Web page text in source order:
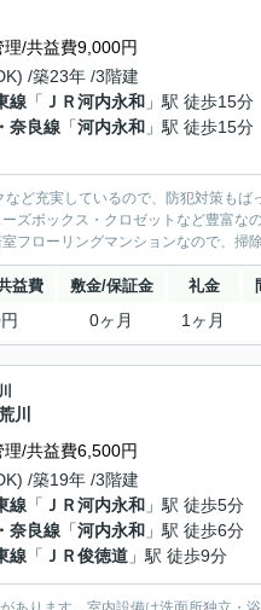
理/共益費9,000円
/築23年 /3階建
線 「 ＪＲ河内永和 」駅 徒歩15分
奈良線 「河内永和 」駅 徒歩15分
ど充実しているので、防犯対策も
ズボックス・クロゼットなど豊富な
フローリングマンションなので、掃
益費 敷金/保証金 礼金
0ヶ月 1ヶ月
川
理/共益費6,500円
/築19年 /3階建
線 「 ＪＲ河内永和 」駅 徒歩5分
奈良線 「河内永和 」駅 徒歩6分
線 「 ＪＲ俊徳道 」駅 徒歩9分